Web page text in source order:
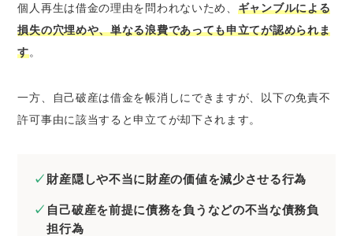
個人再生は借金の理由を問われないため、 ギャンブルによる
損失の穴埋めや、単なる浪費であっても申立てが認められま
す。
一方、自己破産は借金を帳消しにできますが、以下の免責不
許可事由に該当すると申立てが却下されます。
財産隠しや不当に財産の価値を減少させる行為
自己破産を前提に債務を負うなどの不当な債務負
担行為